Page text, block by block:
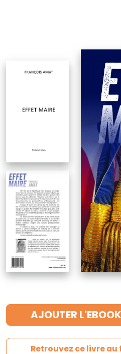
AJOUTER
Retrouvez ce livre